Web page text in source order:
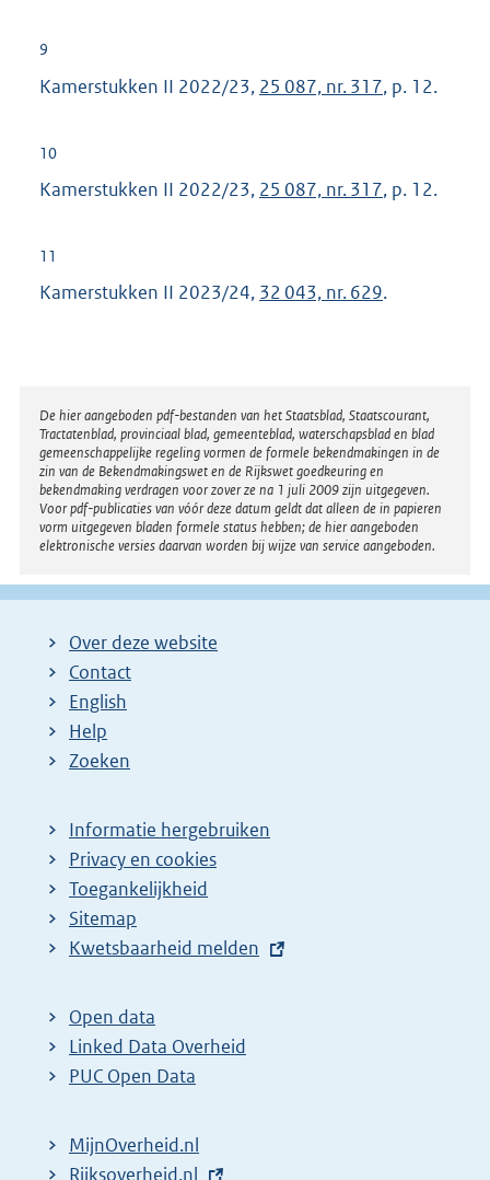
9
Kamerstukken II 2022/23, 25 087, nr. 317, p. 12.
10
Kamerstukken II 2022/23, 25 087, nr. 317, p. 12.
11
Kamerstukken II 2023/24, 32 043, nr. 629.
Disclaimer
De hier aangeboden pdf-bestanden van het Staatsblad, Staatscourant,
Tractatenblad, provinciaal blad, gemeenteblad, waterschapsblad en blad
gemeenschappelijke regeling vormen de formele bekendmakingen in de
zin van de Bekendmakingswet en de Rijkswet goedkeuring en
bekendmaking verdragen voor zover ze na 1 juli 2009 zijn uitgegeven.
Voor pdf-publicaties van vóór deze datum geldt dat alleen de in papieren
vorm uitgegeven bladen formele status hebben; de hier aangeboden
elektronische versies daarvan worden bij wijze van service aangeboden.
Over deze website
Contact
English
Help
Zoeken
Informatie hergebruiken
Privacy en cookies
Toegankelijkheid
Sitemap
E
t
e
r
l
Kwetsbaarheid melden
Open data
Linked Data Overheid
PUC Open Data
MijnOverheid.nl
E
Rijksoverheid.nl